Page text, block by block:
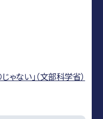
ゃない」（文部科学省）